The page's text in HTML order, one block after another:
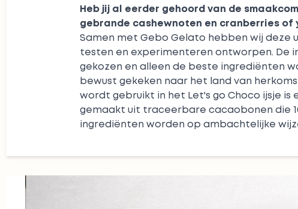
Heb jij al eerder gehoord van de
gebrande cashewnoten en cranberries of
Samen met Gebo Gelato hebben wij deze
testen en experimenteren ontworpen. De
gekozen en alleen de beste ingrediënten
bewust gekeken naar het land van
wordt gebruikt in het Let's go Choco ijsje is
gemaakt uit traceerbare cacaobonen die
ingrediënten worden op ambachtelijke